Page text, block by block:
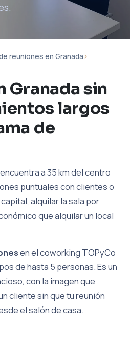
reuniones en Granada›
Granada sin
largos
de
a 35 km del centro
puntuales con clientes o
alquilar la sala por
que alquilar un local
en el coworking TOPyCo
de hasta 5 personas. Es un
con la imagen que
cliente sin que tu reunión
el salón de casa.